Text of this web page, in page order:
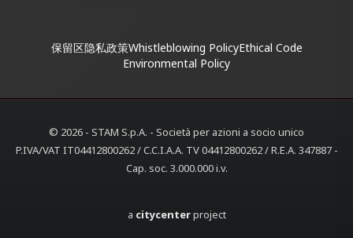
保留区隐私政策Whistleblowing PolicyEthical Code
Environmental Policy
© 2026 - STAM S.p.A. - Società per azioni a socio unico
P.IVA/VAT IT04412800262 / C.C.I.A.A. TV 04412800262 / R.E.A. 347887 -
Cap. soc. 3.000.000 i.v.
a citycenterproject